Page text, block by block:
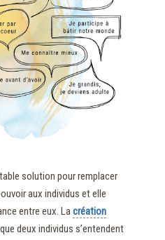
solution pour remplacer
aux individus et elle
entre eux. Lacréation
deux individus s’entendent